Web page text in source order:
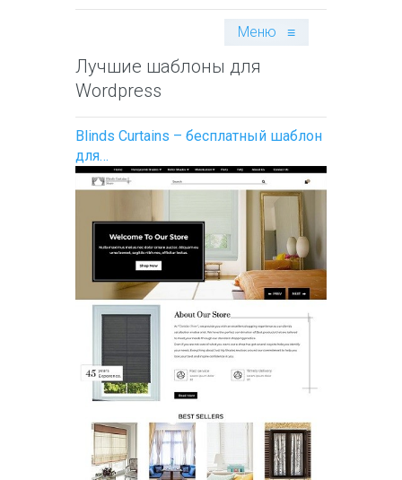
Меню ≡
Лучшие шаблоны для
Wordpress
Blinds Curtains – бесплатный шаблон
для…